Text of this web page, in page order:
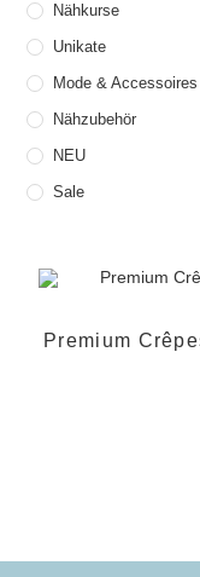
Nähkurse
Unikate
Mode & Accessoires
Nähzubehör
NEU
Sale
Premium